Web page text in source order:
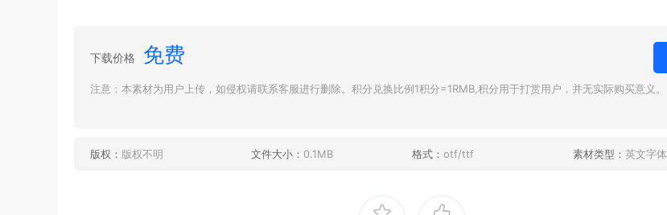
下载价格 免费
注意：本素材为用户上传，如侵权请联系客服进行删除。积分兑换比例1积分=1RMB,积分用于打赏用户，并无实际购买意义。
版权： 版权不明 文件大小： 0.1MB 格式： otf/ttf 素材类型： 英文字体